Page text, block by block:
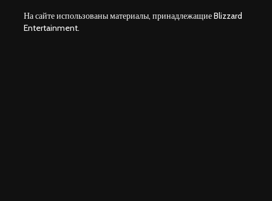
На сайте использованы материалы, принадлежащие Blizzard
Entertainment.